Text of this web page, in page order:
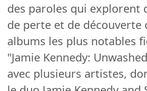
des paroles qui explorent
de perte et de découverte
albums les plus notables
"Jamie Kennedy:
avec plusieurs artistes,